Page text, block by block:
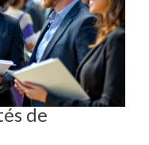
de